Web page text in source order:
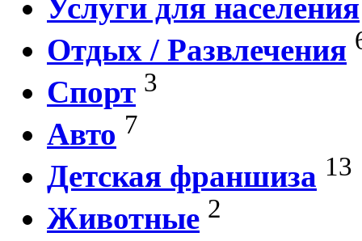
Услуги для населения
Отдых / Развлечения
Спорт 3
Авто 7
Детская франшиза 13
Животные 2